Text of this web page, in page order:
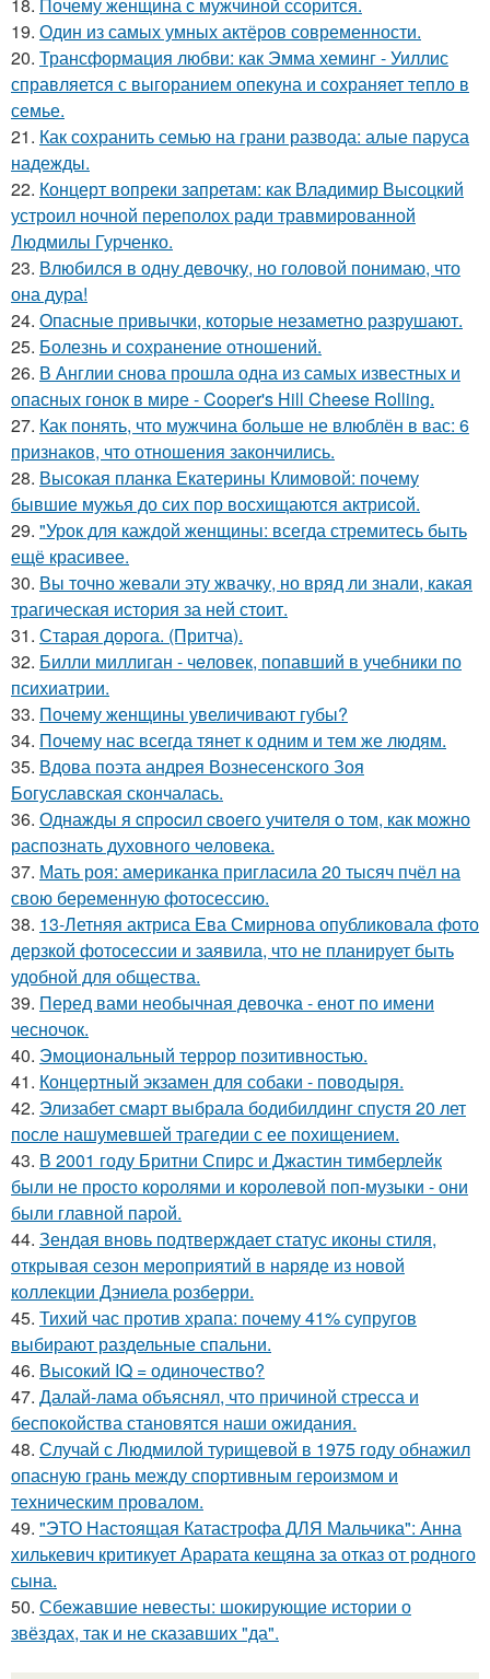
19. Один из самых умных актёров современности.
20. Трансформация любви: как Эмма хеминг - Уиллис
справляется с выгоранием опекуна и сохраняет тепло в
семье.
21. Как сохранить семью на грани развода: алые паруса
надежды.
22. Концерт вопреки запретам: как Владимир Высоцкий
устроил ночной переполох ради травмированной
Людмилы Гурченко.
23. Влюбился в одну девочку, но головой понимаю, что
она дура!
24. Опасные привычки, которые незаметно разрушают.
25. Болезнь и сохранение отношений.
26. В Англии снова прошла одна из самых известных и
опасных гонок в мире - Cooper's Hill Cheese Rolling.
27. Как понять, что мужчина больше не влюблён в вас: 6
признаков, что отношения закончились.
28. Высокая планка Екатерины Климовой: почему
бывшие мужья до сих пор восхищаются актрисой.
29. "Урок для каждой женщины: всегда стремитесь быть
ещё красивее.
30. Вы точно жевали эту жвачку, но вряд ли знали, какая
трагическая история за ней стоит.
31. Старая дорога. (Притча).
32. Билли миллиган - чeловек, попавший в учебники по
психиатрии.
33. Почему женщины увеличивают губы?
34. Почему нас всегда тянет к одним и тем же людям.
35. Вдова поэта андрея Вознесенского Зоя
Богуславская скончалась.
36. Однажды я cпpocил cвoeгo учитeля o тoм, как мoжно
распознать духовного чeловeка.
37. Мать роя: американка пригласила 20 тысяч пчёл на
свою беременную фотосессию.
38. 13-Летняя актриса Ева Смирнова опубликовала фото
дерзкой фотосессии и заявила, что не планирует быть
удобной для общества.
39. Перед вами необычная девочка - енот по имени
чесночок.
40. Эмоциональный террор позитивностью.
41. Концертный экзамен для собаки - поводыря.
42. Элизабет смарт выбрала бодибилдинг спустя 20 лет
после нашумевшей трагедии с ее похищением.
43. В 2001 году Бритни Спирс и Джастин тимберлейк
были не просто королями и королевой поп-музыки - они
были главной парой.
44. Зендая вновь подтверждает статус иконы стиля,
открывая сезон мероприятий в наряде из новой
коллекции Дэниела розберри.
45. Тихий час против храпа: почему 41% супругов
выбирают раздельные спальни.
46. Высокий IQ = одиночество?
47. Далай-лама объяснял, что причиной стресса и
беспокойства становятся наши ожидания.
48. Случай с Людмилой турищевой в 1975 году обнажил
опасную грань между спортивным героизмом и
техническим провалом.
49. "ЭТО Настоящая Катастрофа ДЛЯ Мальчика": Анна
хилькевич критикует Арарата кещяна за отказ от родного
сына.
50. Сбежавшие невесты: шокирующие истории о
звёздах, так и не сказавших "да".